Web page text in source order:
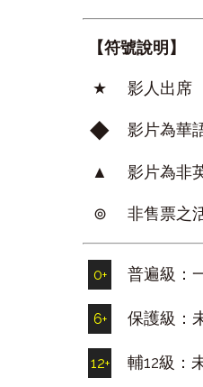
【符號說明】
★ 影人出席
◆ 影片為華
▲ 影片為非
⊚ 非售票之
0+ 普遍級：
6+ 保護級：
12+ 輔12級：